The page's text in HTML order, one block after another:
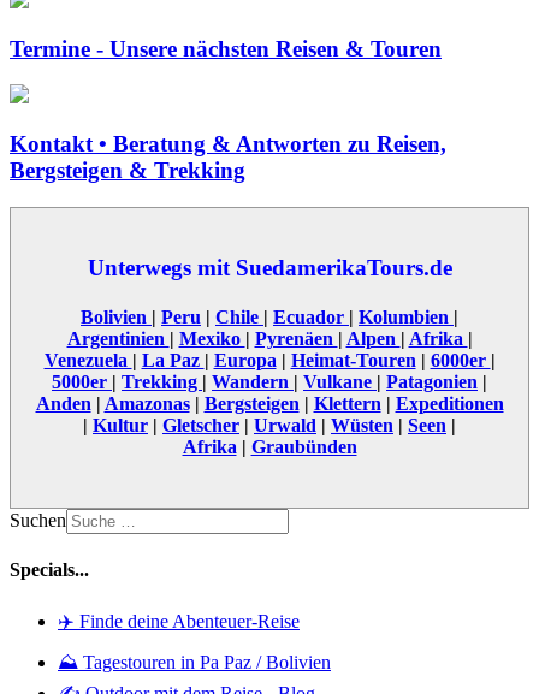
Termine - Unsere nächsten Reisen & Touren
Kontakt • Beratung & Antworten zu Reisen,
Bergsteigen & Trekking
Unterwegs mit SuedamerikaTours.de
Bolivien | Peru | Chile | Ecuador | Kolumbien |
Argentinien | Mexiko | Pyrenäen | Alpen | Afrika |
Venezuela | La Paz | Europa | Heimat-Touren | 6000er |
5000er | Trekking | Wandern | Vulkane | Patagonien |
Anden | Amazonas| Bergsteigen | Klettern | Expeditionen
| Kultur | Gletscher | Urwald | Wüsten | Seen |
Afrika | Graubünden
Suchen
Specials...
✈️ Finde deine Abenteuer-Reise
⛰️ Tagestouren in Pa Paz / Bolivien